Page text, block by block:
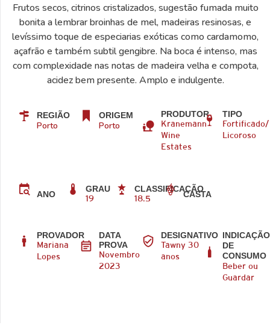
Frutos secos, citrinos cristalizados, sugestão fumada muito
bonita a lembrar broinhas de mel, madeiras resinosas, e
levíssimo toque de especiarias exóticas como cardamomo,
açafrão e também subtil gengibre. Na boca é intenso, mas
com complexidade nas notas de madeira velha e compota,
acidez bem presente. Amplo e indulgente.
REGIÃO
Porto
ORIGEM
Porto
PRODUTOR
Kranemann
Wine
Estates
TIPO
Fortificado/
Licoroso
ANO
GRAU
19
CLASSIFICAÇÃO
18.5
CASTA
PROVADOR
Mariana
Lopes
DATA
PROVA
Novembro
2023
DESIGNATIVO
Tawny 30
anos
INDICAÇÃO
DE
CONSUMO
Beber ou
Guardar